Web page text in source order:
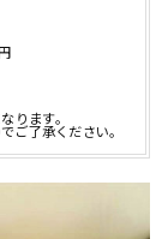
ります。
ご了承ください。